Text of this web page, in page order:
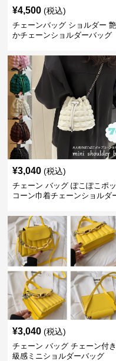
¥4,500 (税込)
チェーンバッグ ショルダー
かチェーンショルダーバッグ
¥3,040 (税込)
チェーン バッグ ぽこぽこポ
コーン巾着チェーンショルダ
¥3,040 (税込)
チェーン バッグ チェーン付
級感ミニショルダーバッグ